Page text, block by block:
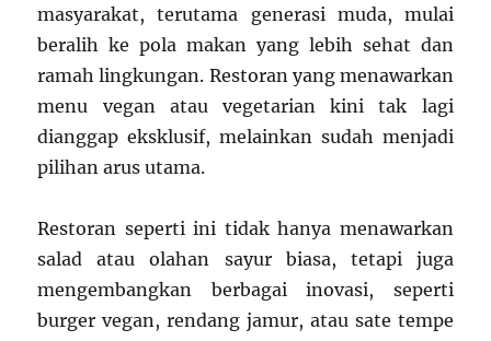
masyarakat, terutama generasi muda, mulai
beralih ke pola makan yang lebih sehat dan
ramah lingkungan. Restoran yang menawarkan
menu vegan atau vegetarian kini tak lagi
dianggap eksklusif, melainkan sudah menjadi
pilihan arus utama.
Restoran seperti ini tidak hanya menawarkan
salad atau olahan sayur biasa, tetapi juga
mengembangkan berbagai inovasi, seperti
burger vegan, rendang jamur, atau sate tempe